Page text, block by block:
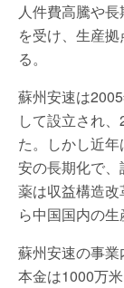
人件費高騰や
を受け、生産
る。
蘇州安速は
して設立され
た。しかし近
安の長期化で
薬は収益構造
ら中国国内の生
蘇州安速の事
本金は1000万